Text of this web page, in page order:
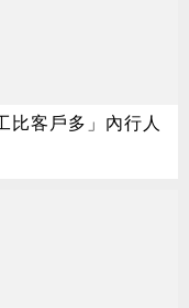
比客戶多」內行人